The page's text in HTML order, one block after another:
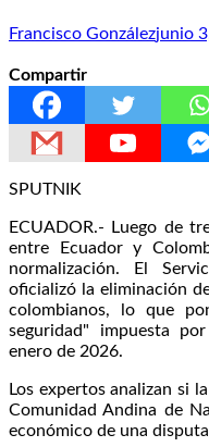
Francisco Gonzálezjunio
Compartir
SPUTNIK
ECUADOR.- Luego de
entre Ecuador y
normalización. El
oficializó la eliminación
colombianos, lo que
seguridad" impuesta
enero de 2026.
Los expertos analizan si
Comunidad Andina de
económico de una